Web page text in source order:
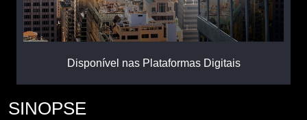
Disponível nas Plataformas Digitais
SINOPSE